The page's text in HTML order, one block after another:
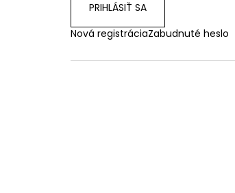
PRIHLÁSIŤ SA
Nová registráciaZabudnuté heslo